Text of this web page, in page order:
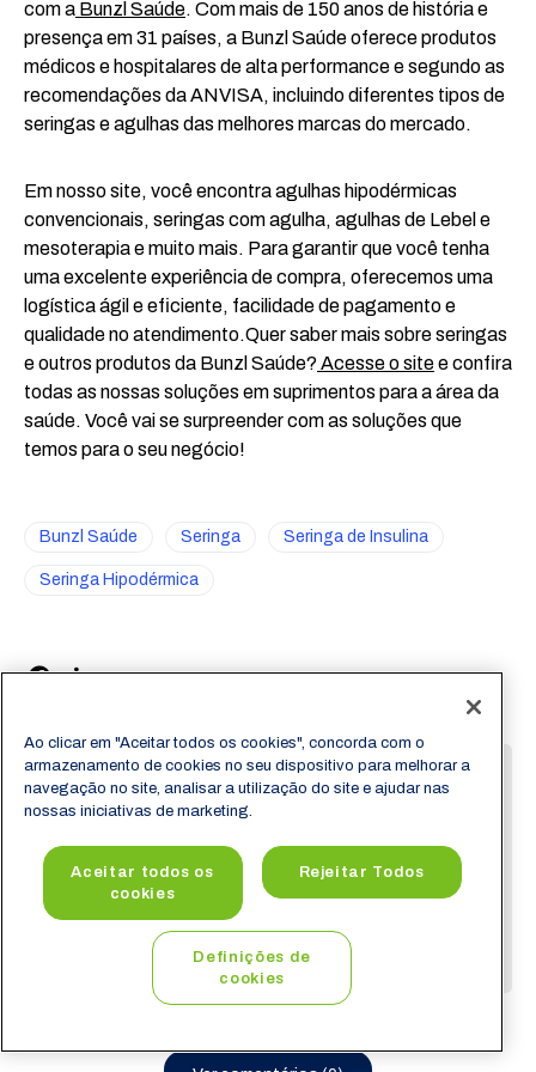
com a Bunzl Saúde. Com mais de 150 anos de história e
presença em 31 países, a Bunzl Saúde oferece produtos
médicos e hospitalares de alta performance e segundo as
recomendações da ANVISA, incluindo diferentes tipos de
seringas e agulhas das melhores marcas do mercado.
Em nosso site, você encontra agulhas hipodérmicas
convencionais, seringas com agulha, agulhas de Lebel e
mesoterapia e muito mais. Para garantir que você tenha
uma excelente experiência de compra, oferecemos uma
logística ágil e eficiente, facilidade de pagamento e
qualidade no atendimento.Quer saber mais sobre seringas
e outros produtos da Bunzl Saúde? Acesse o sitee confira
todas as nossas soluções em suprimentos para a área da
saúde. Você vai se surpreender com as soluções que
temos para o seu negócio!
Bunzl Saúde Seringa Seringa de Insulina
Seringa Hipodérmica
Thamires Silva
Ao clicar em "Aceitar todos os cookies", concorda com o
armazenamento de cookies no seu dispositivo para melhorar a
navegação no site, analisar a utilização do site e ajudar nas
nossas iniciativas de marketing.
Aceitar todos os
cookies
Rejeitar Todos
Definições de
cookies